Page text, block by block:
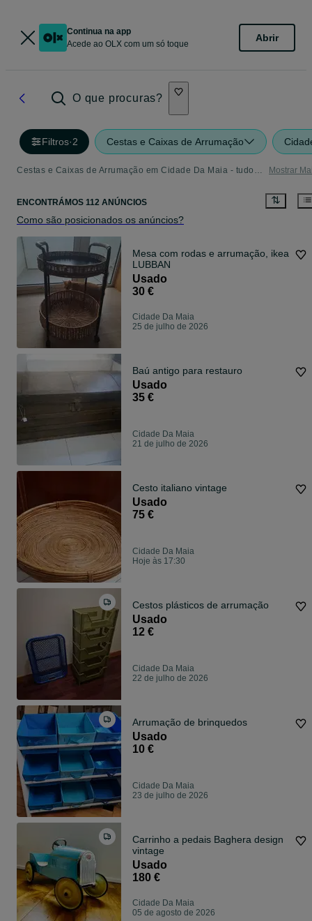
Continua na app
Acede ao OLX com um só toque
Abrir
O que procuras?
Filtros·2 Cestas e Caixas de Arrumação
Cestas e Caixas de Arrumação em Cidade Da Maia - tudo o que precisa Mostrar
ENCONTRÁMOS 112 ANÚNCIOS
Como são posicionados os anúncios?
Mesa com rodas e arrumação, ikea
LUBBAN
Usado
30 €
Cidade Da Maia
25 de julho de 2026
Baú antigo para restauro
Usado
35 €
Cidade Da Maia
21 de julho de 2026
Cesto italiano vintage
Usado
75 €
Cidade Da Maia
Hoje às 17:30
Cestos plásticos de arrumação
Usado
12 €
Cidade Da Maia
22 de julho de 2026
Arrumação de brinquedos
Usado
10 €
Cidade Da Maia
23 de julho de 2026
Carrinho a pedais Baghera design
vintage
Usado
180 €
Cidade Da Maia
05 de agosto de 2026